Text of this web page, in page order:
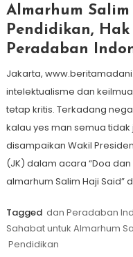
Almarhum
Pendidikan,
Peradaban
Jakarta,
intelektualisme dan
tetap kritis. Terkadang
kalau yes man semua
disampaikan Wakil Presiden
(JK) dalam acara “Doa
almarhum Salim Haji Said”
Tagged dan Peradaban
Sahabat untuk Almarhum
Pendidikan